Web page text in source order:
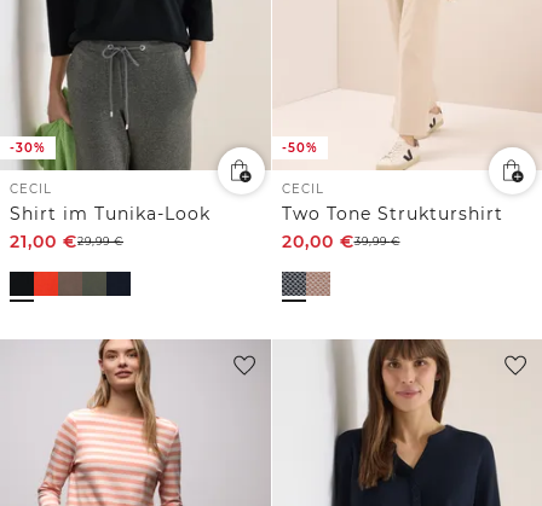
-30%
CECIL
Shirt im Tunika-Look
21,00 €29,99€
-50%
CECIL
Two Tone Strukturshirt
20,00 €39,99€